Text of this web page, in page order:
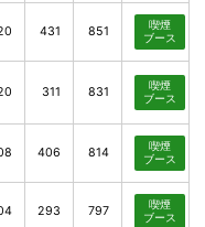
431 851
喫煙
ブース
311 831
喫煙
ブース
406 814
喫煙
ブース
293 797
喫煙
ブース